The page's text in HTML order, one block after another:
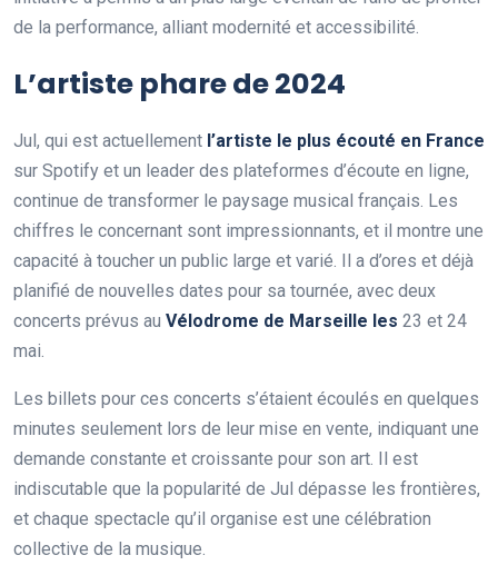
de la performance, alliant modernité et accessibilité.
L’artiste phare de 2024
Jul, qui est actuellement ’artiste e p us écouté en France
sur Spotify et un leader des plateformes d’écoute en ligne,
continue de transformer le paysage musical français. Les
chiffres le concernant sont impressionnants, et il montre une
capacité à toucher un public large et varié. Il a d’ores et déjà
planifié de nouvelles dates pour sa tournée, avec deux
concerts prévus au Vé odrome de M arsei e es 23 et 24
mai.
Les billets pour ces concerts s’étaient écoulés en quelques
minutes seulement lors de leur mise en vente, indiquant une
demande constante et croissante pour son art. Il est
indiscutable que la popularité de Jul dépasse les frontières,
et chaque spectacle qu’il organise est une célébration
collective de la musique.